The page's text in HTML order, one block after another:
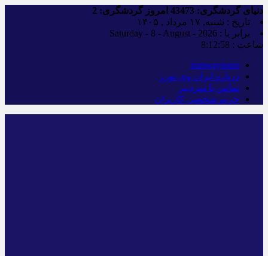
دنیای گردشگری: امروز گردشگری:
تاریخ : شنبه, ۱۷ مرداد , ۱۴۰۵
برابر با : Saturday - 8 - August - 2026
ساعت : 8:12:59
iranwaytours
درباره ایران وی تورز
تماس با سردبیر
حریم شخصی کاربران